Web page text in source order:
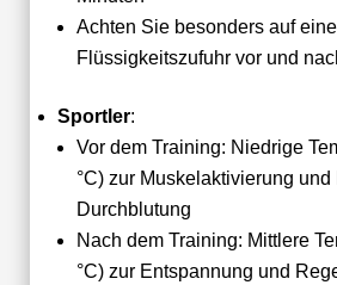
Achten Sie besonders auf
Flüssigkeitszufuhr vor und
Sportler:
Vor dem Training: Niedrige
°C) zur Muskelaktivierung
Durchblutung
Nach dem Training: Mittlere
°C) zur Entspannung und